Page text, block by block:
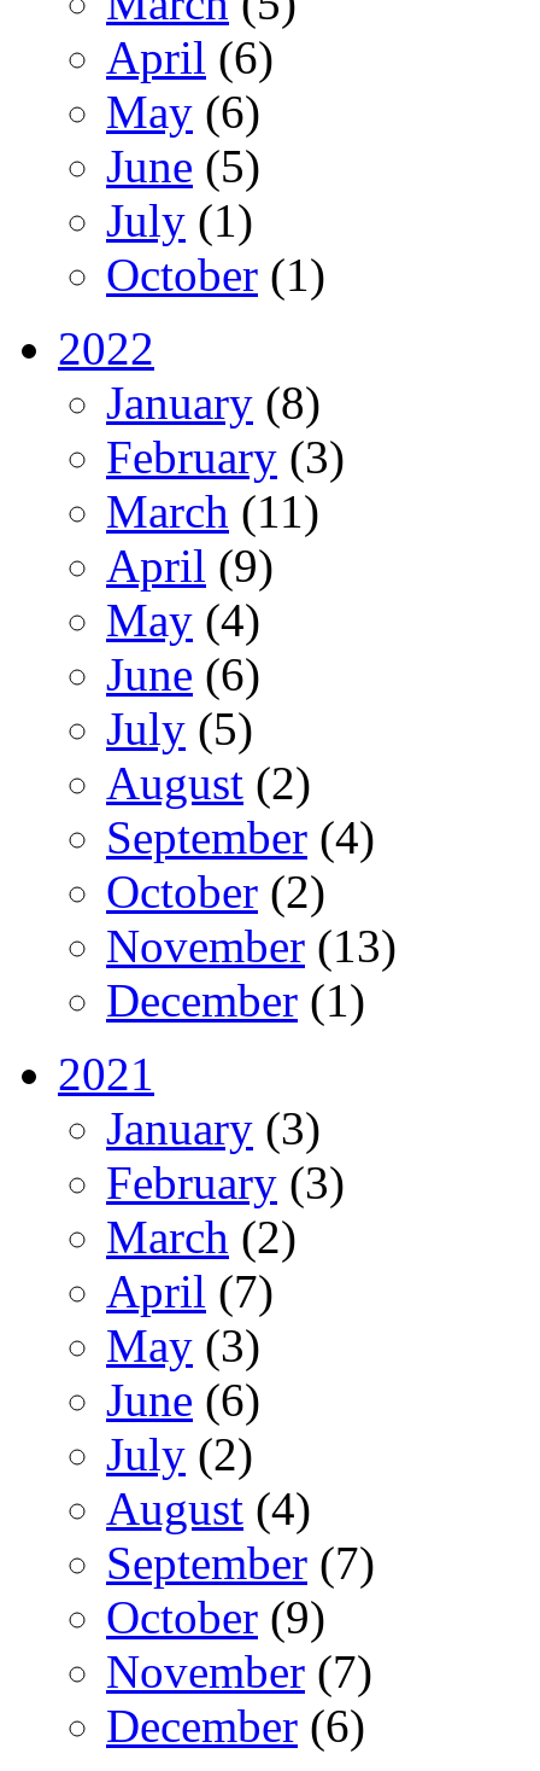
April (6)
May (6)
June (5)
July (1)
October (1)
2022
January (8)
February (3)
March (11)
April (9)
May (4)
June (6)
July (5)
August (2)
September (4)
October (2)
November (13)
December (1)
2021
January (3)
February (3)
March (2)
April (7)
May (3)
June (6)
July (2)
August (4)
September (7)
October (9)
November (7)
December (6)